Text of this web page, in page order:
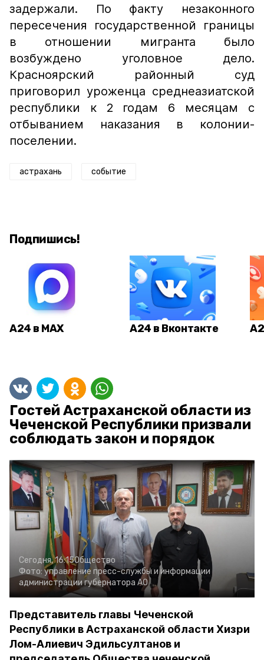
задержали. По факту незаконного
пересечения государственной границы
в отношении мигранта было
возбуждено уголовное дело.
Красноярский районный суд
приговорил уроженца среднеазиатской
республики к 2 годам 6 месяцам с
отбыванием наказания в колонии-
поселении.
астрахань событие
Подпишись!
А24 в MAX А24 в Вконтакте
Гостей Астраханской области из
Чеченской Республики призвали
соблюдать закон и порядок
Сегодня, 16:15Общество
Фото: управление пресс-службы и информации
администрации губернатора АО
Представитель главы Чеченской
Республики в Астраханской области Хизри
Лом-Алиевич Эдильсултанов и